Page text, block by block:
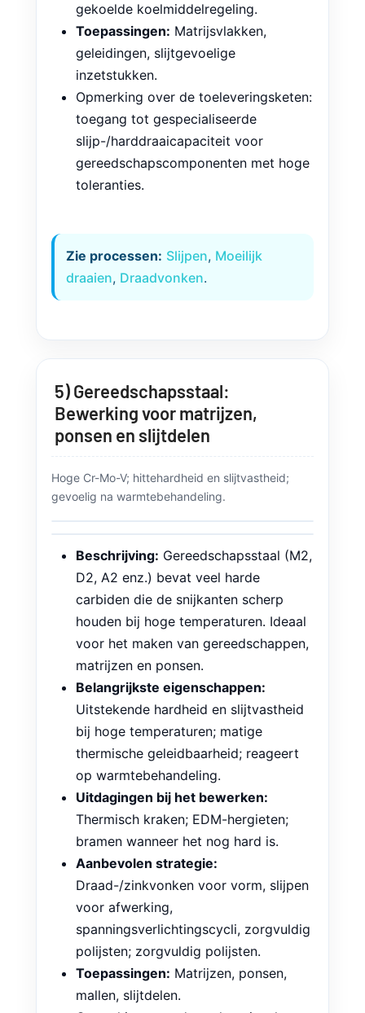
met behulp van akoestische emissie
(AE); voorzichtig koelen en vonken;
gekoelde koelmiddelregeling.
Toepassingen:
geleidingen, slijtgevoelige
inzetstukken.
Opmerking over de toeleveringsketen:
toegang tot gespecialiseerde
slijp-/harddraaicapaciteit voor
5) Gereedschapsstaal:
Bewerking voor matrijzen,
ponsen en slijtdelen
Hoge Cr-Mo-V; hittehardheid en slijtvastheid;
Beschrijving:Gereedschapsstaal (M2,
D2, A2 enz.) bevat veel harde
carbiden die de snijkanten scherp
houden bij hoge temperaturen. Ideaal
voor het maken van gereedschappen,
matrijzen en ponsen.
Belangrijkste eigenschappen:
Uitstekende hardheid en slijtvastheid
bij hoge temperaturen; matige
thermische geleidbaarheid; reageert
op warmtebehandeling.
Uitdagingen bij het bewerken:
Thermisch kraken; EDM-hergieten;
bramen wanneer het nog hard is.
Aanbevolen strategie:
Draad-/zinkvonken voor vorm, slijpen
voor afwerking,
spanningsverlichtingscycli, zorgvuldig
polijsten; zorgvuldig polijsten.